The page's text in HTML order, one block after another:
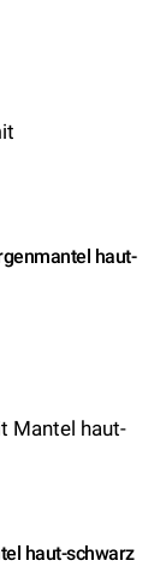
haut-
haut-schwarz